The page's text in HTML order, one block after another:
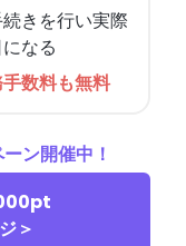
きを行い実際
なる
数料も無料
ン開催中！
＞